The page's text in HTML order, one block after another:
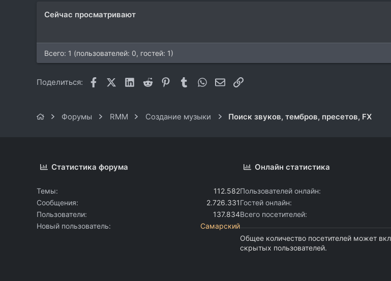
Сейчас просматривают
Всего: 1 (пользователей: 0, гостей: 1)
Поделиться: FacebookX (Twitter)
LinkedIn
Reddit Pinterest
TumblrWhatsAppЭлектронная почта
Ссылка
Форумы RMM Создание музыки Поиск звуков, тембров, пресетов, FX
Статистика форума
Темы
112.582
Сообщения
2.726.331
Пользователи
137.834
Новый пользователь
Самарский
Онлайн статистика
Пользователей онлайн
Гостей онлайн
Всего посетителей
Общее количество посетителей может
скрытых пользователей.